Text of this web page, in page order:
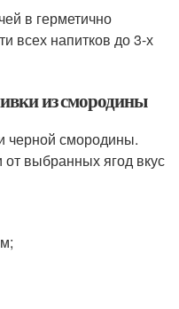
в герметично
всех напитков до 3-х
из смородины
черной смородины.
от выбранных ягод вкус